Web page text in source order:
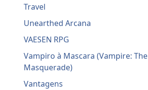
Travel
Unearthed Arcana
VAESEN RPG
Vampiro à Mascara (Vampire: The
Masquerade)
Vantagens